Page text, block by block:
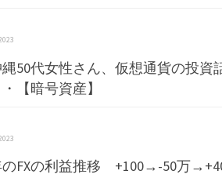
縄50代女性さん、仮想通貨の投
【暗号資産】
のFXの利益推移 +100→-50万